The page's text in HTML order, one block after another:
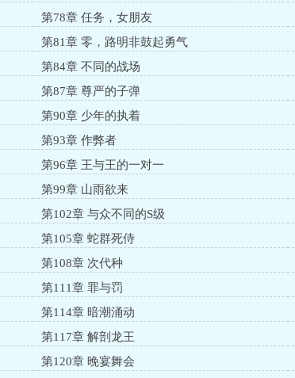
第78章 任务，女朋友
第81章 零，路明非鼓起勇气
第84章 不同的战场
第87章 尊严的子弹
第90章 少年的执着
第93章 作弊者
第96章 王与王的一对一
第99章 山雨欲来
第102章 与众不同的S级
第105章 蛇群死侍
第108章 次代种
第111章 罪与罚
第114章 暗潮涌动
第117章 解剖龙王
第120章 晚宴舞会